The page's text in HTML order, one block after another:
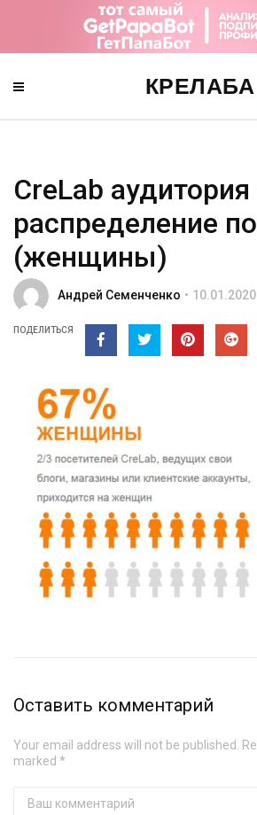
CreLab аудитория
распределение
(женщины)
Андрей Семенченко 10.01.2020
ПОДЕЛИТЬСЯ
Оставить комментарий
Your email address will not be published.
marked *